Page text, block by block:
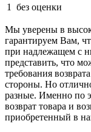
1
без оценки
Мы уверены в
гарантируем Вам,
при надлежащем с
представить, что
требования
стороны. Но
разные. Именно по
возврат товара и
приобретенный в